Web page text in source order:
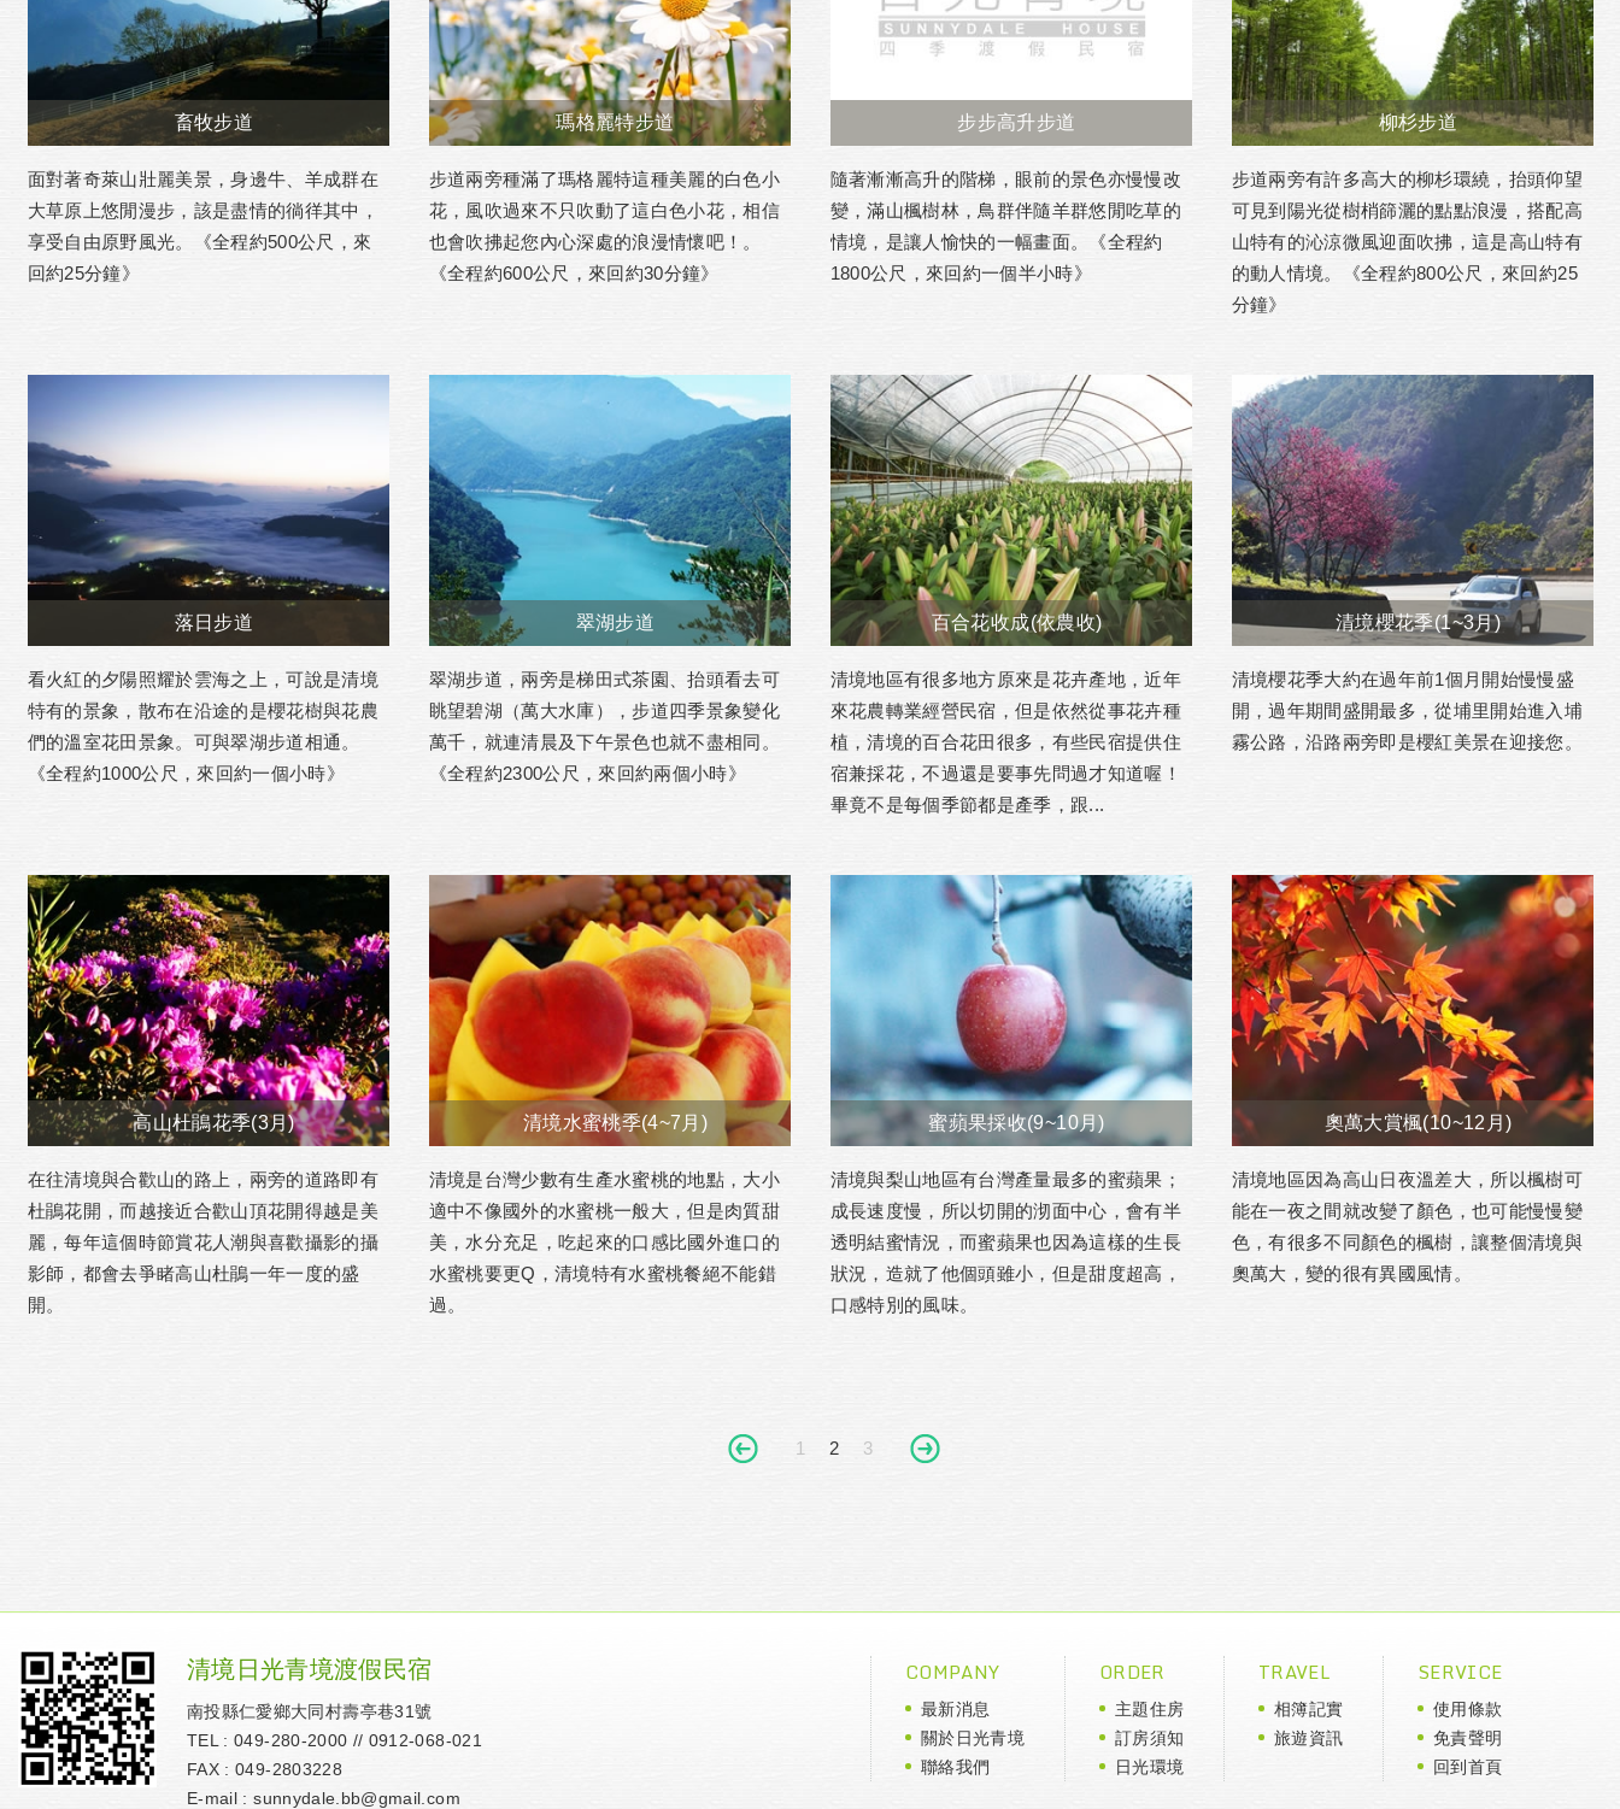
畜牧步道
面對著奇萊山壯麗美景，身邊牛、羊成群在
大草原上悠閒漫步，該是盡情的徜徉其中，
享受自由原野風光。《全程約500公尺，來
回約25分鐘》
瑪格麗特步道
步道兩旁種滿了瑪格麗特這種美麗的白色小
花，風吹過來不只吹動了這白色小花，相信
也會吹拂起您內心深處的浪漫情懷吧！。
《全程約600公尺，來回約30分鐘》
步步高升步道
隨著漸漸高升的階梯，眼前的景色亦慢慢改
變，滿山楓樹林，鳥群伴隨羊群悠閒吃草的
情境，是讓人愉快的一幅畫面。《全程約
1800公尺，來回約一個半小時》
柳杉步道
步道兩旁有許多高大的柳杉環繞，抬頭仰望
可見到陽光從樹梢篩灑的點點浪漫，搭配高
山特有的沁涼微風迎面吹拂，這是高山特有
的動人情境。《全程約800公尺，來回約25
分鐘》
落日步道
看火紅的夕陽照耀於雲海之上，可說是清境
特有的景象，散布在沿途的是櫻花樹與花農
們的溫室花田景象。可與翠湖步道相通。
《全程約1000公尺，來回約一個小時》
翠湖步道
翠湖步道，兩旁是梯田式茶園、抬頭看去可
眺望碧湖（萬大水庫），步道四季景象變化
萬千，就連清晨及下午景色也就不盡相同。
《全程約2300公尺，來回約兩個小時》
百合花收成(依農收)
清境地區有很多地方原來是花卉產地，近年
來花農轉業經營民宿，但是依然從事花卉種
植，清境的百合花田很多，有些民宿提供住
宿兼採花，不過還是要事先問過才知道喔！
畢竟不是每個季節都是產季，跟...
清境櫻花季(1~3月)
清境櫻花季大約在過年前1個月開始慢慢盛
開，過年期間盛開最多，從埔里開始進入埔
霧公路，沿路兩旁即是櫻紅美景在迎接您。
高山杜鵑花季(3月)
在往清境與合歡山的路上，兩旁的道路即有
杜鵑花開，而越接近合歡山頂花開得越是美
麗，每年這個時節賞花人潮與喜歡攝影的攝
影師，都會去爭睹高山杜鵑一年一度的盛
開。
清境水蜜桃季(4~7月)
清境是台灣少數有生產水蜜桃的地點，大小
適中不像國外的水蜜桃一般大，但是肉質甜
美，水分充足，吃起來的口感比國外進口的
水蜜桃要更Q，清境特有水蜜桃餐絕不能錯
過。
蜜蘋果採收(9~10月)
清境與梨山地區有台灣產量最多的蜜蘋果；
成長速度慢，所以切開的沏面中心，會有半
透明結蜜情況，而蜜蘋果也因為這樣的生長
狀況，造就了他個頭雖小，但是甜度超高，
口感特別的風味。
奧萬大賞楓(10~12月)
清境地區因為高山日夜溫差大，所以楓樹可
能在一夜之間就改變了顏色，也可能慢慢變
色，有很多不同顏色的楓樹，讓整個清境與
奧萬大，變的很有異國風情。
1 2 3
清境日光青境渡假民宿
南投縣仁愛鄉大同村壽亭巷31號
TEL :049-280-2000 // 0912-068-021
FAX : 049-2803228
E-mail :sunnydale.bb@gmail.com
COMPANY
最新消息
關於日光青境
聯絡我們
ORDER
主題住房
訂房須知
日光環境
TRAVEL
相簿記實
旅遊資訊
SERVICE
使用條款
免責聲明
回到首頁